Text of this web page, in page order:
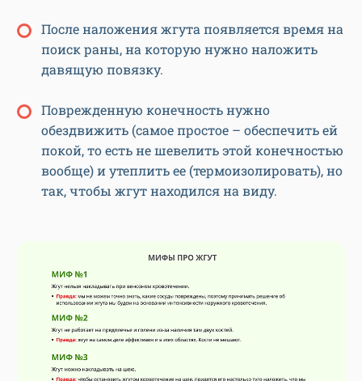
После наложения жгута появляется время на
поиск раны, на которую нужно наложить
давящую повязку.
Поврежденную конечность нужно
обездвижить (самое простое – обеспечить ей
покой, то есть не шевелить этой конечностью
вообще) и утеплить ее (термоизолировать), но
так, чтобы жгут находился на виду.